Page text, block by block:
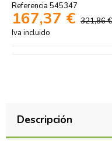
Referencia 545347
167,37 € 321,86 €
Iva incluido
Descripción